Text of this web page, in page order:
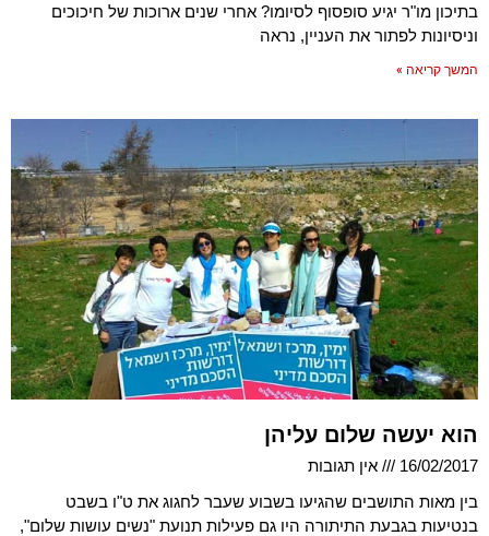
בתיכון מו"ר יגיע סופסוף לסיומו? אחרי שנים ארוכות של חיכוכים
וניסיונות לפתור את העניין, נראה
המשך קריאה »
הוא יעשה שלום עליהן
16/02/2017
אין תגובות
בין מאות התושבים שהגיעו בשבוע שעבר לחגוג את ט"ו בשבט
בנטיעות בגבעת התיתורה היו גם פעילות תנועת "נשים עושות שלום",